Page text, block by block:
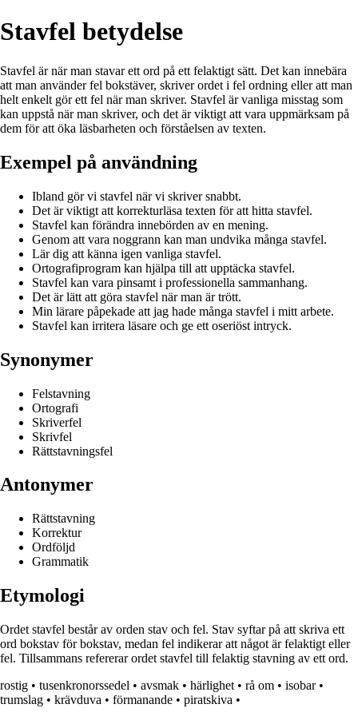
Stavfel betydelse
Stavfel är när man stavar ett ord på ett felaktigt sätt. Det kan innebära
att man använder fel bokstäver, skriver ordet i fel ordning eller att man
helt enkelt gör ett fel när man skriver. Stavfel är vanliga misstag som
kan uppstå när man skriver, och det är viktigt att vara uppmärksam på
dem för att öka läsbarheten och förståelsen av texten.
Exempel på användning
Ibland gör vi stavfel när vi skriver snabbt.
Det är viktigt att korrekturläsa texten för att hitta stavfel.
Stavfel kan förändra innebörden av en mening.
Genom att vara noggrann kan man undvika många stavfel.
Lär dig att känna igen vanliga stavfel.
Ortografiprogram kan hjälpa till att upptäcka stavfel.
Stavfel kan vara pinsamt i professionella sammanhang.
Det är lätt att göra stavfel när man är trött.
Min lärare påpekade att jag hade många stavfel i mitt arbete.
Stavfel kan irritera läsare och ge ett oseriöst intryck.
Synonymer
Felstavning
Ortografi
Skriverfel
Skrivfel
Rättstavningsfel
Antonymer
Rättstavning
Korrektur
Ordföljd
Grammatik
Etymologi
Ordet stavfel består av orden stav och fel. Stav syftar på att skriva ett
ord bokstav för bokstav, medan fel indikerar att något är felaktigt eller
fel. Tillsammans refererar ordet stavfel till felaktig stavning av ett ord.
rostig • tusenkronorssedel • avsmak • härlighet • rå om • isobar•
trumslag • krävduva • förmanande • piratskiva •